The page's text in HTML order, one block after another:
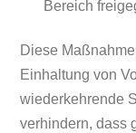
Bereich
Diese
Einhaltung von
wiederkehrende
verhindern, dass